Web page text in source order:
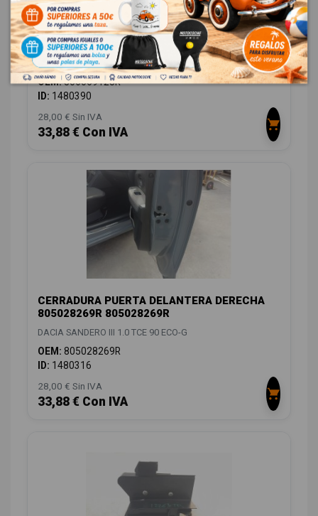
MANETA EXTERIOR TRASERA IZQUIERDA
806069128R 806069128R
DACIA SANDERO III 1.0 TCE 90 ECO-G
OEM:806069128R
ID: 1480390
28,00 € Sin IVA
33,88 € Con IVA
CERRADURA PUERTA DELANTERA DERECHA
805028269R 805028269R
DACIA SANDERO III 1.0 TCE 90 ECO-G
OEM: 805028269R
ID: 1480316
28,00 € Sin IVA
33,88 € Con IVA